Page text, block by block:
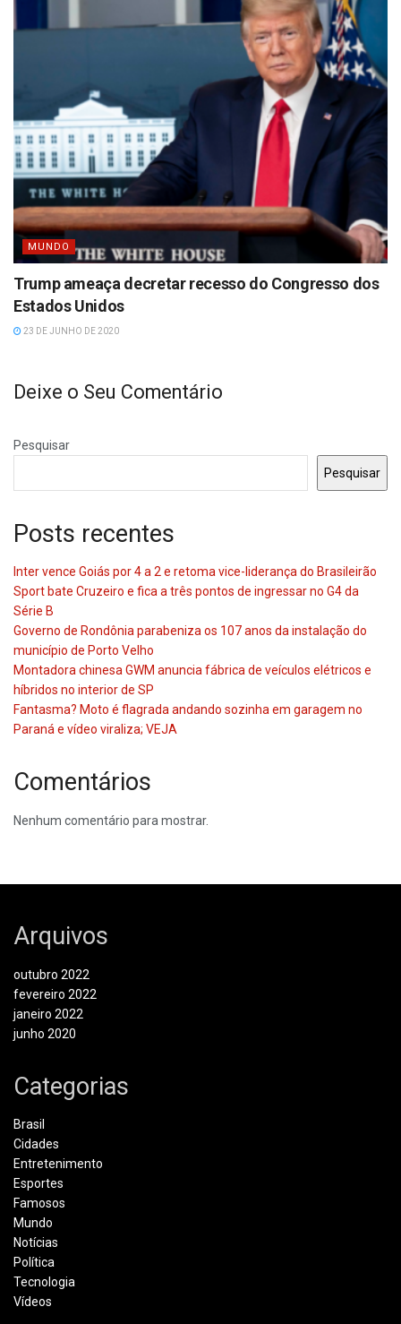
MUNDO
Trump ameaça decretar recesso do Congresso dos
Estados Unidos
23 DE JUNHO DE 2020
Deixe o Seu Comentário
Pesquisar
Pesquisar
Posts recentes
Inter vence Goiás por 4 a 2 e retoma vice-liderança do Brasileirão
Sport bate Cruzeiro e fica a três pontos de ingressar no G4 da
Série B
Governo de Rondônia parabeniza os 107 anos da instalação do
município de Porto Velho
Montadora chinesa GWM anuncia fábrica de veículos elétricos e
híbridos no interior de SP
Fantasma? Moto é flagrada andando sozinha em garagem no
Paraná e vídeo viraliza; VEJA
Comentários
Nenhum comentário para mostrar.
Arquivos
outubro 2022
fevereiro 2022
janeiro 2022
junho 2020
Categorias
Brasil
Cidades
Entretenimento
Esportes
Famosos
Mundo
Notícias
Política
Tecnologia
Vídeos